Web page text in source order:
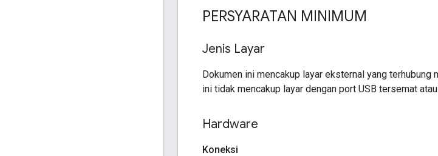
PERSYARATAN MINIMUM
Jenis Layar
Dokumen ini mencakup layar eksternal yang
ini tidak mencakup layar dengan port USB tersemat
Hardware
Koneksi